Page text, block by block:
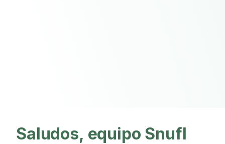
Saludos, equipo Snufl